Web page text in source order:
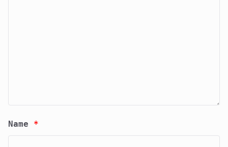
Name *